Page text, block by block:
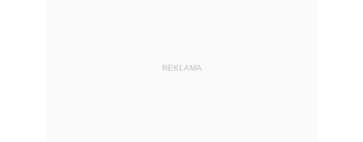
REKLAMA